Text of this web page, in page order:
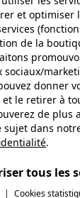
bois plus
moins se
: solidement
avec une prise
des
et optimiser
de la
sociaux/
donner
et le retirer à
de plus
sujet dans
.
tous les
| Cookies
produite.